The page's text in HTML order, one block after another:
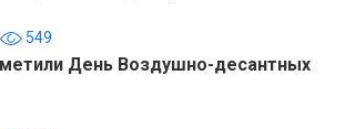
549
День Воздушно-десантных